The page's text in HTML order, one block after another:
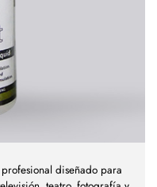
diseñado para